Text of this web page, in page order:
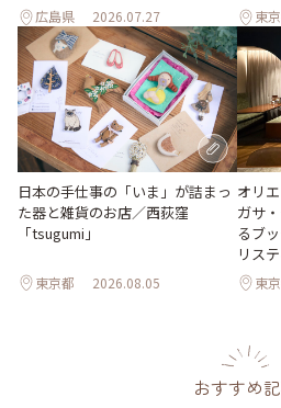
広島県 2026.07.27 東
日本の手仕事の「いま」が詰まっ
た器と雑貨のお店／西荻窪
「tsugumi」
東京都 2026.08.05
オリ
ガサ
るブ
リステ
東
おすすめ